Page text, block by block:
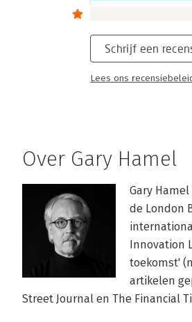
Schrijf een
Lees ons
Over Gary Hamel
Gary
de London
Innovation
toekomst'
artikelen
Street Journal en The Financial